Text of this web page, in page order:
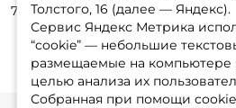
77-88Толстого, 16 (далее — Яндекс).
Сервис Яндекс Метрика
“cookie” — небольшие
размещаемые на компьютере
целью анализа их
Собранная при помощи